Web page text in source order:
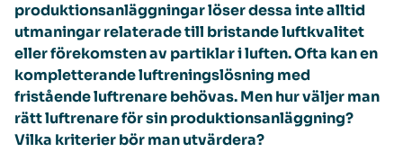
produktionsanläggningar löser dessa inte alltid
utmaningar relaterade till bristande luftkvalitet
eller förekomsten av partiklar i luften. Ofta kan en
kompletterande luftreningslösning med
fristående luftrenare behövas. Men hur väljer man
rätt luftrenare för sin produktionsanläggning?
Vilka kriterier bör man utvärdera?